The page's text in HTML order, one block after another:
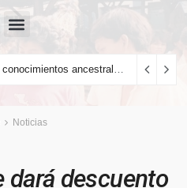
Noticias
dará descuento